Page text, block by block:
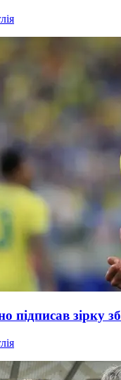
підписав зірку